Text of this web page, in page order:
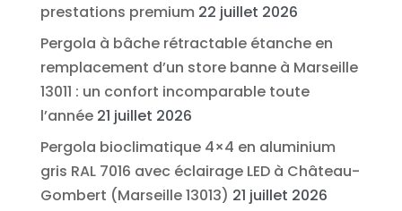
prestations premium 22 juillet 2026
Pergola à bâche rétractable étanche en
remplacement d’un store banne à Marseille
13011 : un confort incomparable toute
l’année 21 juillet 2026
Pergola bioclimatique 4×4 en aluminium
gris RAL 7016 avec éclairage LED à Château-
Gombert (Marseille 13013) 21 juillet 2026